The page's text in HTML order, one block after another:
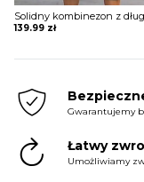
139.99 zł
Gwarantujemy
Łatwy
Umożliwiamy